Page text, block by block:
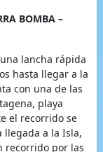
BOMBA –
lancha rápida
hasta llegar a la
con una de las
playa
el recorrido se
llegada a la Isla,
recorrido por las